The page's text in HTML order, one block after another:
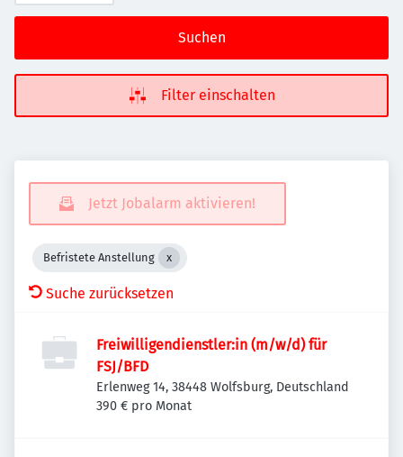
Suchen
Filter einschalten
Jetzt Jobalarm aktivieren!
Befristete Anstellung
Suche zurücksetzen
Freiwilligendienstler:in (m/w/d) für
FSJ/BFD
Erlenweg 14, 38448 Wolfsburg, Deutschland
390 € pro Monat